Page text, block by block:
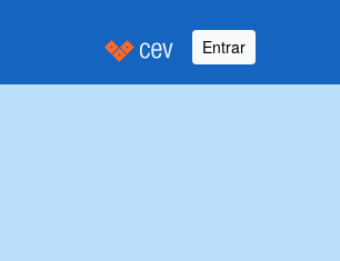
Entrar